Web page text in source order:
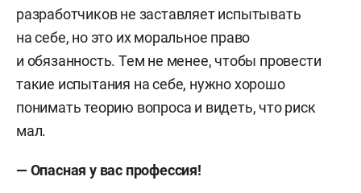
разработчиков не заставляет испытывать
на себе, но это их моральное право
и обязанность. Тем не менее, чтобы провести
такие испытания на себе, нужно хорошо
понимать теорию вопроса и видеть, что риск
мал.
— Опасная у вас профессия!